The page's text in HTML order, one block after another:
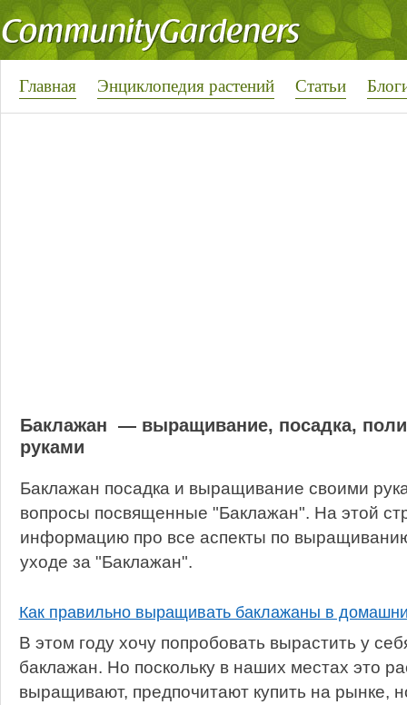
Главная Энциклопедия растений Статьи
Баклажан — выращивание, посадка,
руками
Баклажан посадка и выращивание своими
вопросы посвященные "Баклажан". На этой
информацию про все аспекты по
уходе за "Баклажан".
Как правильно выращивать баклажаны в
В этом году хочу попробовать вырастить у
баклажан. Но поскольку в наших местах это
выращивают, предпочитают купить на рынке,